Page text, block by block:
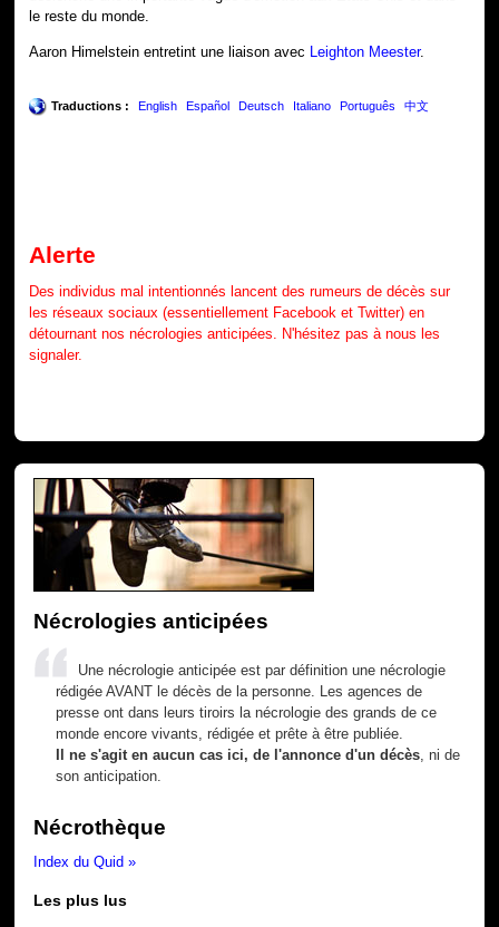
le reste du monde.
Aaron Himelstein entretint une liaison avec Leighton Meester.
Traductions : English Español Deutsch Italiano Português 中文
Alerte
Des individus mal intentionnés lancent des rumeurs de décès sur
les réseaux sociaux (essentiellement Facebook et Twitter) en
détournant nos nécrologies anticipées. N'hésitez pas à nous les
signaler.
Nécrologies anticipées
Une nécrologie anticipée est par définition une nécrologie
rédigée AVANT le décès de la personne. Les agences de
presse ont dans leurs tiroirs la nécrologie des grands de ce
monde encore vivants, rédigée et prête à être publiée.
Il ne s'agit en aucun cas ici, de l'annonce d'un décès , ni de
son anticipation.
Nécrothèque
Index du Quid »
Les plus lus